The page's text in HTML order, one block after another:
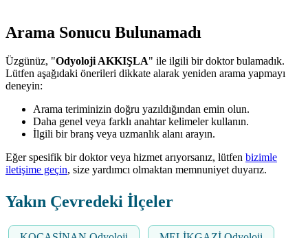
Arama Sonucu Bulunamadı
Üzgünüz, "Odyoloji AKKIŞLA" ile ilgili bir doktor bulamadık.
Lütfen aşağıdaki önerileri dikkate alarak yeniden arama yapmayı
deneyin:
Arama teriminizin doğru yazıldığından emin olun.
Daha genel veya farklı anahtar kelimeler kullanın.
İlgili bir branş veya uzmanlık alanı arayın.
Eğer spesifik bir doktor veya hizmet arıyorsanız, lütfen bizimle
iletişime geçin, size yardımcı olmaktan memnuniyet duyarız.
Yakın Çevredeki İlçeler